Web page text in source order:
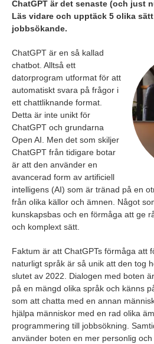
Använd ChatGPT som
strukturstöd, men anpassa
känns relevant, trovärdigt och
ChatGPT är det senaste (och just
Läs vidare och upptäck 5 olika
jobbsökande.
ChatGPT är en så kallad
chatbot. Alltså ett
datorprogram utformat för att
automatiskt svara på frågor i
ett chattliknande format.
Detta är inte unikt för
ChatGPT och grundarna
Open AI. Men det som skiljer
ChatGPT från tidigare botar
är att den använder en
avancerad form av artificiell
intelligens (AI) som är tränad på en
från olika källor och ämnen. Något
kunskapsbas och en förmåga att ge
och komplext sätt.
Faktum är att ChatGPTs förmåga att
naturligt språk är så unik att den tog
slutet av 2022. Dialogen med boten
på en mängd olika språk och känns
som att chatta med en annan
hjälpa människor med en rad olika
programmering till jobbsökning.
använder boten en mer personlig